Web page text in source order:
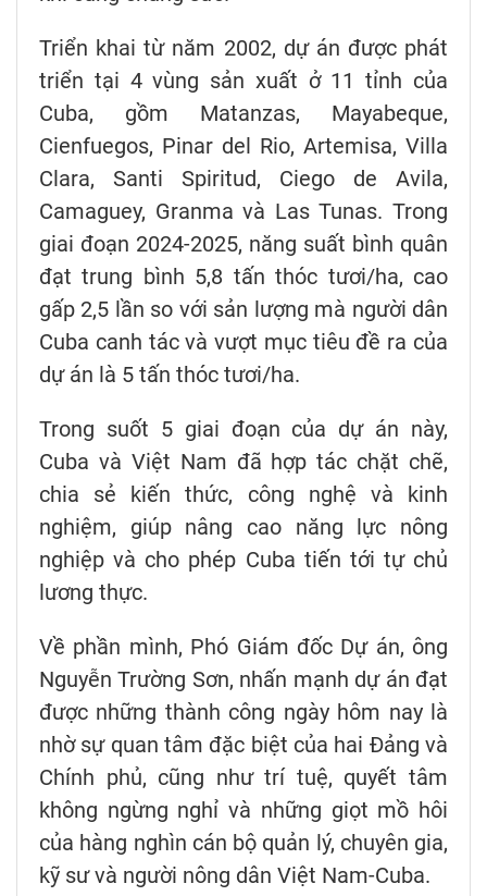
Triển khai từ năm 2002, dự án được phát
triển tại 4 vùng sản xuất ở 11 tỉnh của
Cuba, gồm Matanzas, Mayabeque,
Cienfuegos, Pinar del Rio, Artemisa, Villa
Clara, Santi Spiritud, Ciego de Avila,
Camaguey, Granma và Las Tunas. Trong
giai đoạn 2024-2025, năng suất bình quân
đạt trung bình 5,8 tấn thóc tươi/ha, cao
gấp 2,5 lần so với sản lượng mà người dân
Cuba canh tác và vượt mục tiêu đề ra của
dự án là 5 tấn thóc tươi/ha.
Trong suốt 5 giai đoạn của dự án này,
Cuba và Việt Nam đã hợp tác chặt chẽ,
chia sẻ kiến thức, công nghệ và kinh
nghiệm, giúp nâng cao năng lực nông
nghiệp và cho phép Cuba tiến tới tự chủ
lương thực.
Về phần mình, Phó Giám đốc Dự án, ông
Nguyễn Trường Sơn, nhấn mạnh dự án đạt
được những thành công ngày hôm nay là
nhờ sự quan tâm đặc biệt của hai Đảng và
Chính phủ, cũng như trí tuệ, quyết tâm
không ngừng nghỉ và những giọt mồ hôi
của hàng nghìn cán bộ quản lý, chuyên gia,
kỹ sư và người nông dân Việt Nam-Cuba.